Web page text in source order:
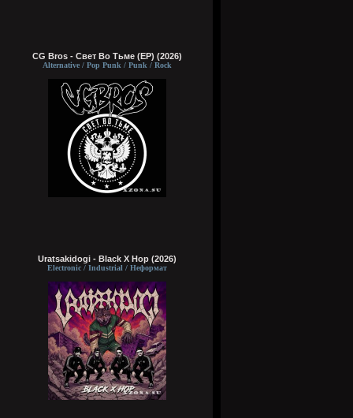
CG Bros - Свет Во Тьме (EP) (2026)
Alternative / Pop Punk / Punk / Rock
Uratsakidogi - Black X Hop (2026)
Electronic / Industrial / Неформат